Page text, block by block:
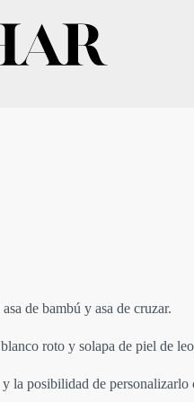
de bambú y asa de cruzar.
roto y solapa de piel de
y la posibilidad de